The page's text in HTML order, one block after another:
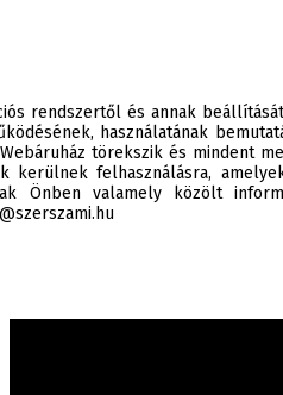
rendszertől és annak
használatának
Webáruház törekszik és mindent
felhasználásra,
Önben valamely közölt